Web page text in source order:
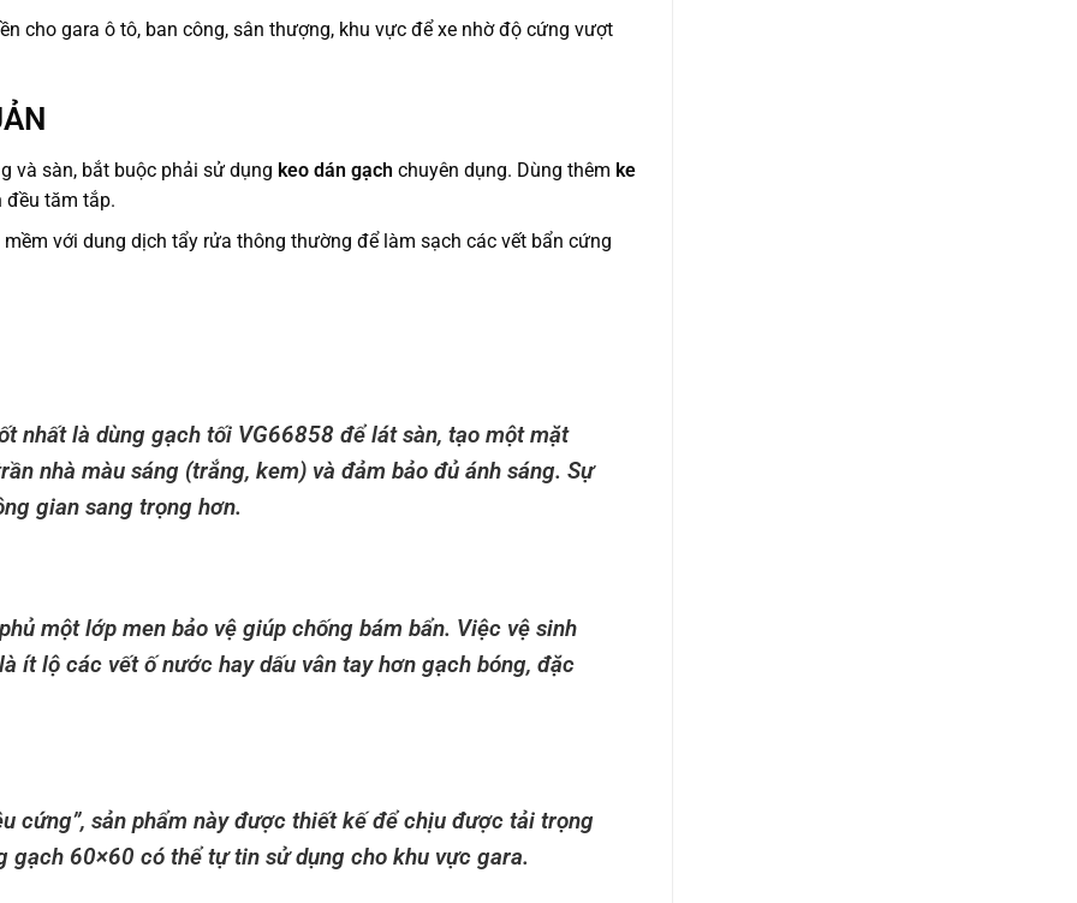
cho gara ô tô, ban công, sân thượng, khu vực để xe nhờ độ cứng vượt
và sàn, bắt buộc phải sử dụng keo dán gạch chuyên dụng. Dùng thêm ke
đều tăm tắp.
với dung dịch tẩy rửa thông thường để làm sạch các vết bẩn cứng
nhất là dùng gạch tối VG66858 để lát sàn, tạo một mặt
nhà màu sáng (trắng, kem) và đảm bảo đủ ánh sáng. Sự
gian sang trọng hơn.
một lớp men bảo vệ giúp chống bám bẩn. Việc vệ sinh
ít lộ các vết ố nước hay dấu vân tay hơn gạch bóng, đặc
cứng”, sản phẩm này được thiết kế để chịu được tải trọng
60×60 có thể tự tin sử dụng cho khu vực gara.